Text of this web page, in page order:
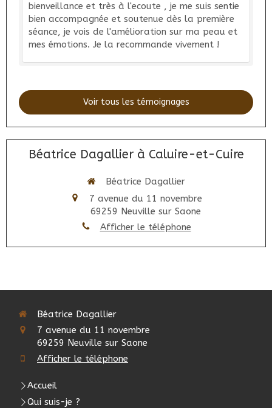
bienveillance et très à l'ecoute , je me suis sentie
bien accompagnée et soutenue dès la première
séance, je vois de l'amélioration sur ma peau et
mes émotions. Je la recommande vivement !
Voir tous les témoignages
Béatrice Dagallier à Caluire-et-Cuire
Béatrice Dagallier
7 avenue du 11 novembre
69259 Neuville sur Saone
Afficher le téléphone
Béatrice Dagallier
7 avenue du 11 novembre
69259 Neuville sur Saone
Afficher le téléphone
Accueil
Qui suis-je ?